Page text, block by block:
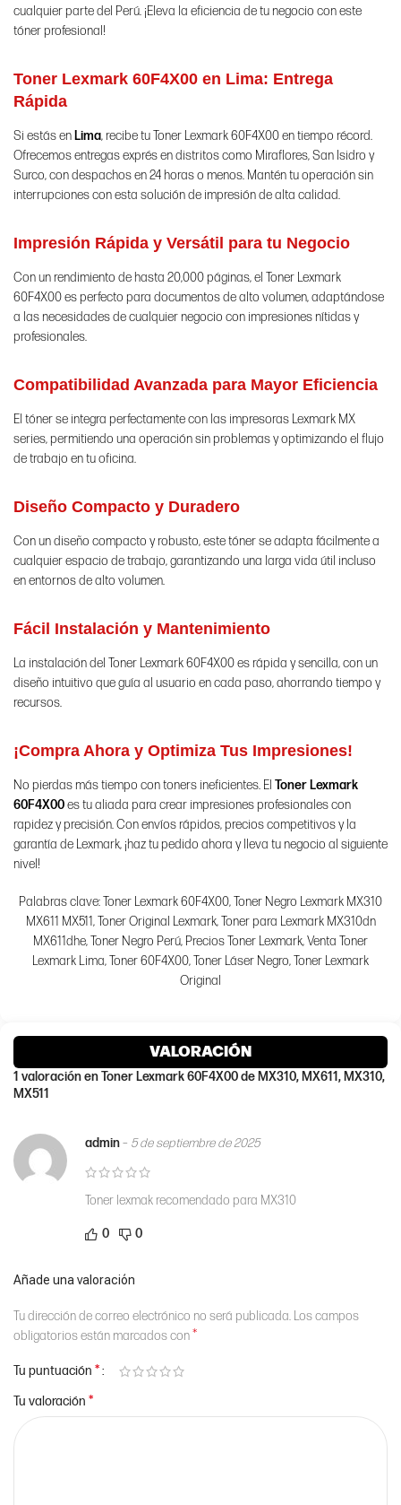
cualquier parte del Perú. ¡Eleva la eficiencia de tu negocio con este
tóner profesional!
Toner Lexmark 60F4X00 en Lima: Entrega
Rápida
Si estás en Lima, recibe tu Toner Lexmark 60F4X00 en tiempo récord.
Ofrecemos entregas exprés en distritos como Miraflores, San Isidro y
Surco, con despachos en 24 horas o menos. Mantén tu operación sin
interrupciones con esta solución de impresión de alta calidad.
Impresión Rápida y Versátil para tu Negocio
Con un rendimiento de hasta 20,000 páginas, el Toner Lexmark
60F4X00 es perfecto para documentos de alto volumen, adaptándose
a las necesidades de cualquier negocio con impresiones nítidas y
profesionales.
Compatibilidad Avanzada para Mayor Eficiencia
El tóner se integra perfectamente con las impresoras Lexmark MX
series, permitiendo una operación sin problemas y optimizando el flujo
de trabajo en tu oficina.
Diseño Compacto y Duradero
Con un diseño compacto y robusto, este tóner se adapta fácilmente a
cualquier espacio de trabajo, garantizando una larga vida útil incluso
en entornos de alto volumen.
Fácil Instalación y Mantenimiento
La instalación del Toner Lexmark 60F4X00 es rápida y sencilla, con un
diseño intuitivo que guía al usuario en cada paso, ahorrando tiempo y
recursos.
¡Compra Ahora y Optimiza Tus Impresiones!
No pierdas más tiempo con toners ineficientes. El Toner Lexmark
60F4X00es tu aliada para crear impresiones profesionales con
rapidez y precisión. Con envíos rápidos, precios competitivos y la
garantía de Lexmark, ¡haz tu pedido ahora y lleva tu negocio al siguiente
nivel!
Palabras clave: Toner Lexmark 60F4X00, Toner Negro Lexmark MX310
MX611 MX511, Toner Original Lexmark, Toner para Lexmark MX310dn
MX611dhe, Toner Negro Perú, Precios Toner Lexmark, Venta Toner
Lexmark Lima, Toner 60F4X00, Toner Láser Negro, Toner Lexmark
Original
VALORACIÓN
1 valoración enToner Lexmark 60F4X00 de MX310, MX611, MX310,
MX511
admin– 5 de septiembre de 2025
Toner lexmak recomendado para MX310
0 0
Añade una valoración
Tu dirección de correo electrónico no será publicada. Los campos
obligatorios están marcados con*
Tu puntuación *
Tu valoración *